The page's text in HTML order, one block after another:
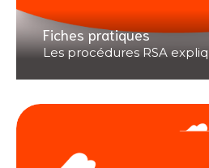
Fiches pratiques
Les procédures RSA